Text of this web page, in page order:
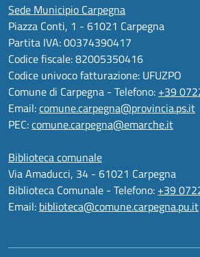
Sede Municipio Carpegna
Piazza Conti, 1 - 61021 Carpegna
Partita IVA: 00374390417
Codice fiscale: 82005350416
Codice univoco fatturazione: UFUZPO
Comune di Carpegna - Telefono: +39
Email:comune.carpegna@provincia.ps.it
PEC:comune.carpegna@emarche.it
Biblioteca comunale
Via Amaducci, 34 - 61021 Carpegna
Biblioteca Comunale - Telefono: +39
Email: biblioteca@comune.carpegna.pu.it